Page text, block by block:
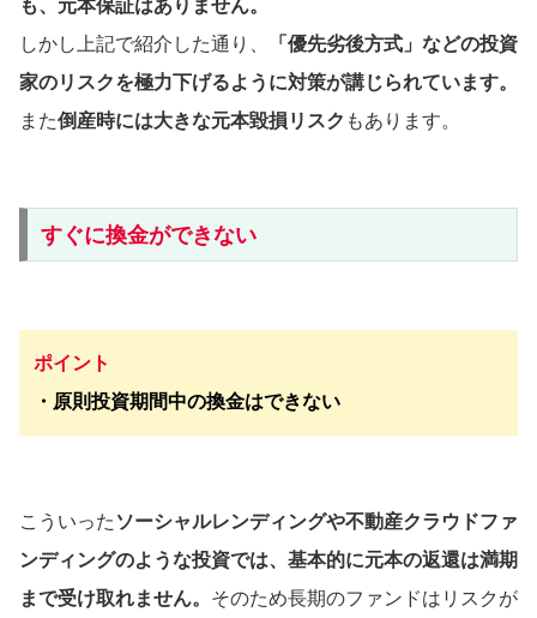
も、元本保証はありません。
しかし上記で紹介した通り、
「優先劣後方式」 などの投資
家のリスクを極力下げるように対策が講じられています。
また倒産時には大きな元本毀損リスク もあります。
すぐに換金ができない
ポイント
・原則投資期間中の換金はできない
こういった ソーシャルレンディングや不動産クラウドファ
ンディングのような投資では、基本的に元本の返還は満期
まで受け取れません。 そのため長期のファンドはリスクが